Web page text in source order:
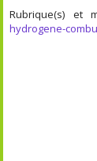
Rubrique(s) et
hydrogene-